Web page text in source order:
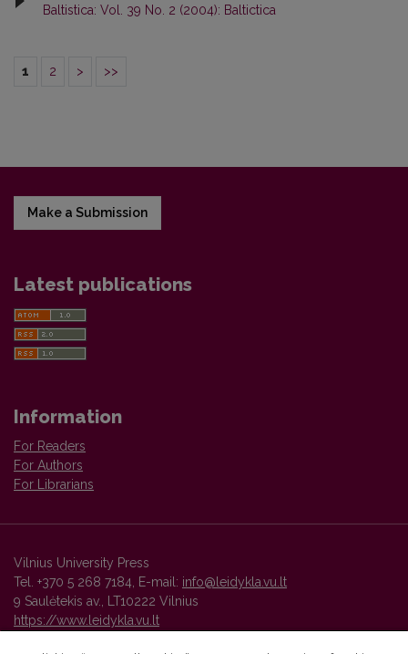
Baltistica: Vol. 39 No. 2 (2004): Baltictica
1 2 > >>
Make a Submission
Latest publications
Information
For Readers
For Authors
For Librarians
Vilnius University Press
Tel. +370 5 268 7184, E-mail: info@leidykla.vu.lt
9 Saulėtekis av., LT10222 Vilnius
https://www.leidykla.vu.lt